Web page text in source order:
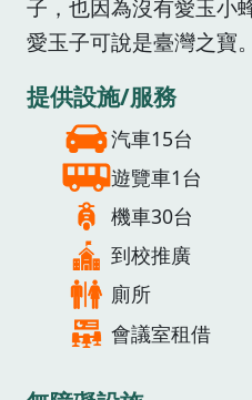
子，也因為沒有愛玉小
愛玉子可說是臺灣之寶
提供設施/服務
汽車15台
遊覽車1台
機車30台
到校推廣
廁所
會議室租借